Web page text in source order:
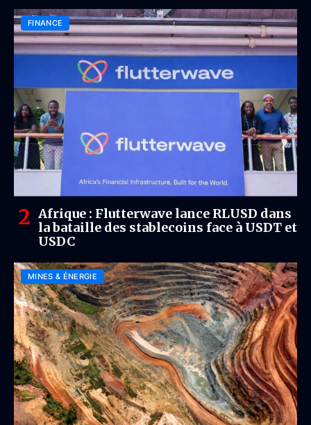
FINANCE
Afrique : Flutterwave lance RLUSD dans
la bataille des stablecoins face à USDT et
USDC
MINES & ÉNERGIE